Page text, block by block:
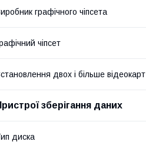
графічного чіпсета
чіпсет
двох і більше відеокарт
зберігання даних
диска